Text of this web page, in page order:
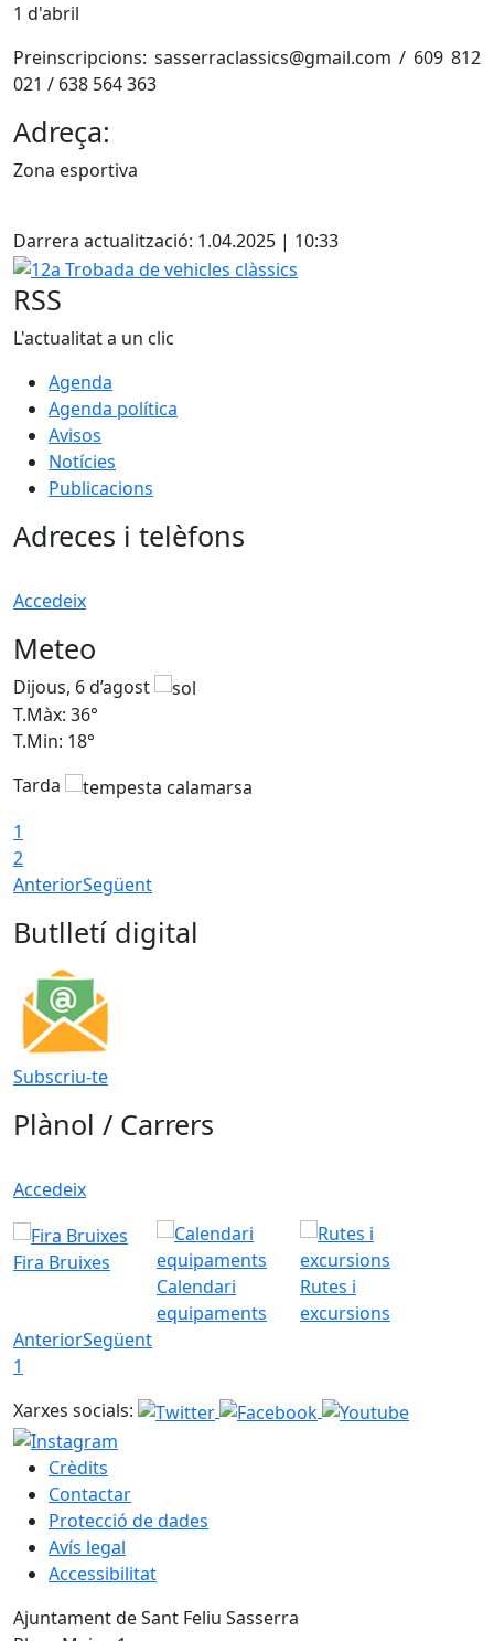
1 d'abril
Preinscripcions: sasserraclassics@gmail.com / 609 812
021 / 638 564 363
Adreça:
Zona esportiva
Darrera actualització: 1.04.2025 | 10:33
12a Trobada de vehicles clàssics
RSS
L'actualitat a un clic
Agenda
Agenda política
Avisos
Notícies
Publicacions
Adreces i telèfons
Accedeix
Meteo
Dijous, 6 d’agost
T.Màx: 36°
T.Min: 18°
Tarda
1
2
AnteriorSegüent
Butlletí digital
Subscriu-te
Plànol / Carrers
Accedeix
Fira Bruixes
Calendari
equipaments
Rutes i
excursions
AnteriorSegüent
1
Xarxes socials:
Crèdits
Contactar
Protecció de dades
Avís legal
Accessibilitat
Ajuntament de Sant Feliu Sasserra